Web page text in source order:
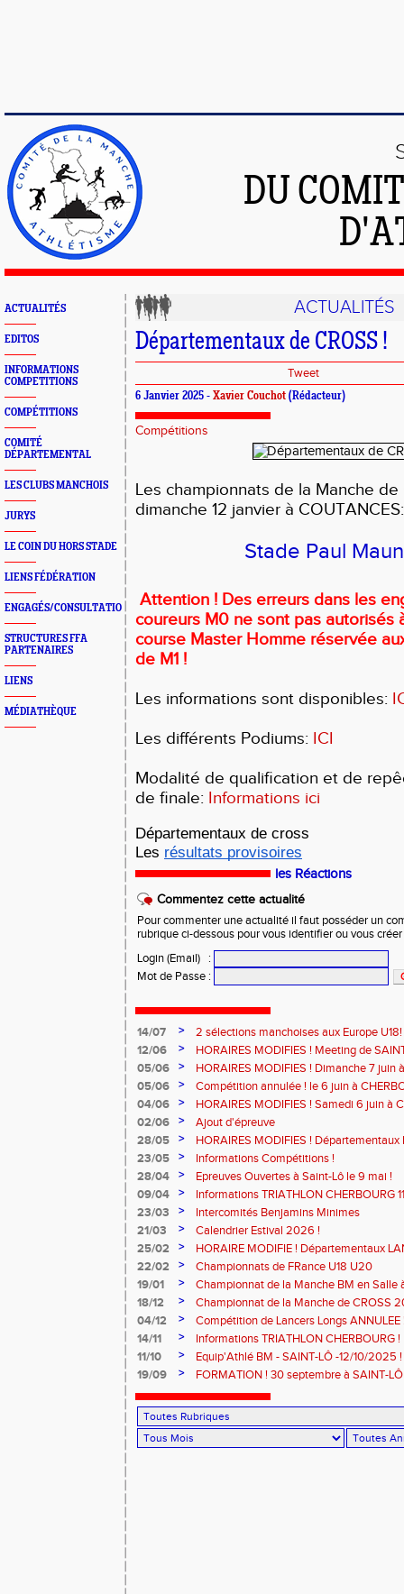
DU
ACTUALITÉS
EDITOS
INFORMATIONS
COMPETITIONS
COMPÉTITIONS
COMITÉ
DÉPARTEMENTAL
LES CLUBS MANCHOIS
JURYS
LE COIN DU HORS STADE
LIENS FÉDÉRATION
ENGAGÉS/CONSULTATION
STRUCTURES FFA
PARTENAIRES
LIENS
MÉDIATHÈQUE
ACTUALITÉS
Départementaux de CROSS !
Tweet
6 Janvier 2025 - Xavier Couchot (Rédacteur)
Compétitions
Les championnats de la Manche
dimanche 12 janvier à COUTANCES:
Stade Paul
Attention ! Des erreurs dans les
coureurs M0 ne sont pas autorisés
course Master Homme réservée
de M1 !
Les informations sont disponibles:
Les différents Podiums: ICI
Modalité de qualification et de
de finale: Informations ici
Départementaux de cross
Les résultats provisoires
les Réactions
Commentez cette actualité
Pour commenter une actualité il faut posséder un
rubrique ci-dessous pour vous identifier ou vous
Login (Email)
:
Mot de Passe :
14/07 >
2 sélections manchoises aux Europe U18!
12/06
>
HORAIRES MODIFIES ! Meeting de
05/06
>
HORAIRES MODIFIES ! Dimanche 7 juin
05/06
>
Compétition annulée ! le 6 juin à
04/06
>
HORAIRES MODIFIES ! Samedi 6 juin à
02/06
>
Ajout d'épreuve
28/05
>
HORAIRES MODIFIES !
SAINT-LÔ
23/05 >
Informations Compétitions !
28/04
>
Epreuves Ouvertes à Saint-Lô le 9 mai !
09/04
>
Informations TRIATHLON CHERBOURG
23/03
>
Intercomités Benjamins Minimes
21/03
>
Calendrier Estival 2026 !
25/02
>
HORAIRE MODIFIE ! Départementaux
Samedi 7 mars à SAINT-JAMES
22/02 >
Championnats de FRance U18 U20
19/01
>
Championnat de la Manche BM en Salle
MODIFIE !
18/12 >
Championnat de la Manche de CROSS
04/12
>
Compétition de Lancers Longs ANNULEE
14/11
>
Informations TRIATHLON CHERBOURG !
11/10
>
Equip'Athlé BM - SAINT-LÔ -12/10/2025 !
19/09
> FORMATION ! 30 septembre à SAINT-